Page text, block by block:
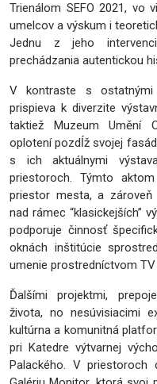
Trienálom SEFO 2021, vo
umelcov a výskum i
Jednu z jeho
prechádzania autentickou
V kontraste s ostatnými
prispieva k diverzite
taktiež Muzeum Umění
oplotení pozdĺž svojej
s ich aktuálnymi
priestoroch. Týmto
priestor mesta, a
nad rámec “klasickejších”
podporuje činnosť
oknách inštitúcie
umenie prostredníctvom
Ďalšími projektmi,
života, no nesúvisiacimi
kultúrna a komunitná
pri Katedre výtvarnej
Palackého. V